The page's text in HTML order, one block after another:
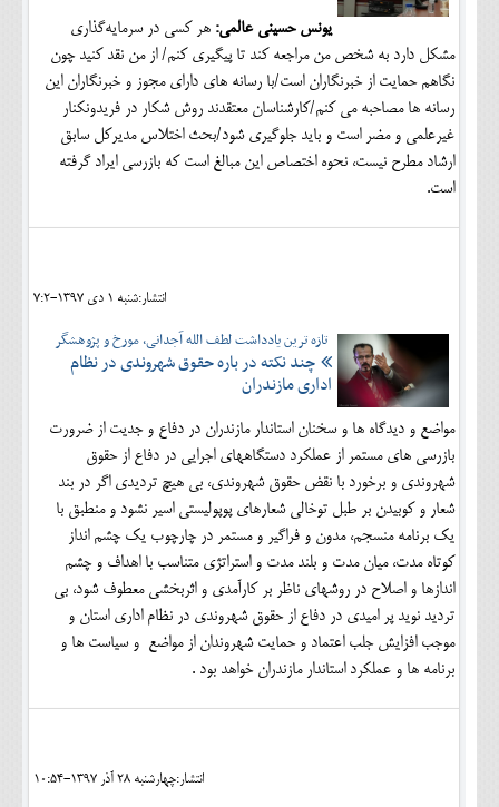
یونس حسینی عالمی: هر کسی در سرمایه‌گذاری
مشکل دارد به شخص من مراجعه کند تا پیگیری کنم/ از من نقد کنید چون
نگاهم حمایت از خبرنگاران است/با رسانه های دارای مجوز و خبرنگاران این
رسانه ها مصاحبه می کنم/کارشناسان معتقدند روش شکار در فریدونکنار
غیرعلمی و مضر است و باید جلوگیری شود/بحث اختلاس مدیرکل سابق
ارشاد مطرح نیست، نحوه اختصاص این مبالغ است که بازرسی ایراد گرفته
است.
انتشار:شنبه 1 دی 1397-7:2
تازه ترین یادداشت لطف الله آجدانی، مورخ و پژوهشگر
چند نکته در باره حقوق شهروندی در نظام
اداری مازندران
مواضع و دیدگاه ها و سخنان استاندار مازندران در دفاع و جدیت از ضرورت
بازرسی های مستمر از عملکرد دستگاههای اجرایی در دفاع از حقوق
شهروندی و برخورد با نقض حقوق شهروندی، بی هیچ تردیدی اگر در بند
شعار و کوبیدن بر طبل توخالی شعارهای پوپولیستی اسیر نشود و منطبق با
یک برنامه منسجم، مدون و فراگیر و مستمر در چارچوب یک چشم انداز
کوتاه مدت، میان مدت و بلند مدت و استراتژی متناسب با اهداف و چشم
اندازها و اصلاح در روشهای ناظر بر کارآمدی و اثربخشی معطوف شود، بی
تردید نوید پر امیدی در دفاع از حقوق شهروندی در نظام اداری استان و
موجب افزایش جلب اعتماد و حمایت شهروندان از مواضع و سیاست ها و
برنامه ها و عملکرد استاندار مازندران خواهد بود .
انتشار:چهارشنبه 28 آذر 1397-10:54